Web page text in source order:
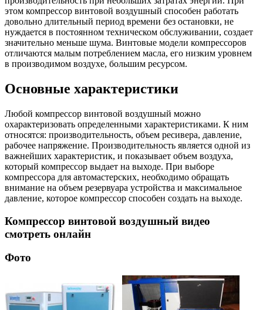
этом компрессор винтовой воздушный способен работать
довольно длительный период времени без остановки, не
нуждается в постоянном техническом обслуживании, создает
значительно меньше шума. Винтовые модели компрессоров
отличаются малым потреблением масла, его низким уровнем
в производимом воздухе, большим ресурсом.
Основные характеристики
Любой компрессор винтовой воздушный можно
охарактеризовать определенными характеристиками. К ним
относятся: производительность, объем ресивера, давление,
рабочее напряжение. Производительность является одной из
важнейших характеристик, и показывает объем воздуха,
который компрессор выдает на выходе. При выборе
компрессора для автомастерских, необходимо обращать
внимание на объем резервуара устройства и максимальное
давление, которое компрессор способен создать на выходе.
Компрессор винтовой воздушный видео
смотреть онлайн
Фото